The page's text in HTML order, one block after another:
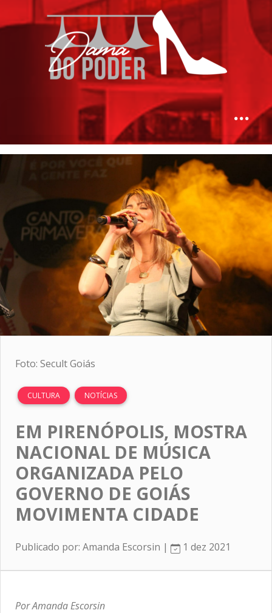
Foto: Secult Goiás
CULTURA NOTÍCIAS
EM PIRENÓPOLIS, MOSTRA
NACIONAL DE MÚSICA
ORGANIZADA PELO
GOVERNO DE GOIÁS
MOVIMENTA CIDADE
Publicado por: Amanda Escorsin | 1 dez 2021
Por Amanda Escorsin